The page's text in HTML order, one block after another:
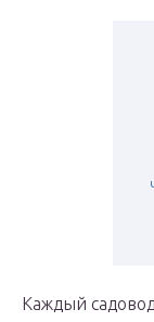
Каждый